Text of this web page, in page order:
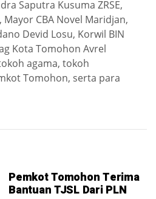
Saputra Kusuma ZRSE,
CBA Novel Maridjan,
Devid Losu, Korwil BIN
Kota Tomohon Avrel
agama, tokoh
Tomohon, serta para
Pemkot Tomohon Terima
Bantuan TJSL Dari PLN